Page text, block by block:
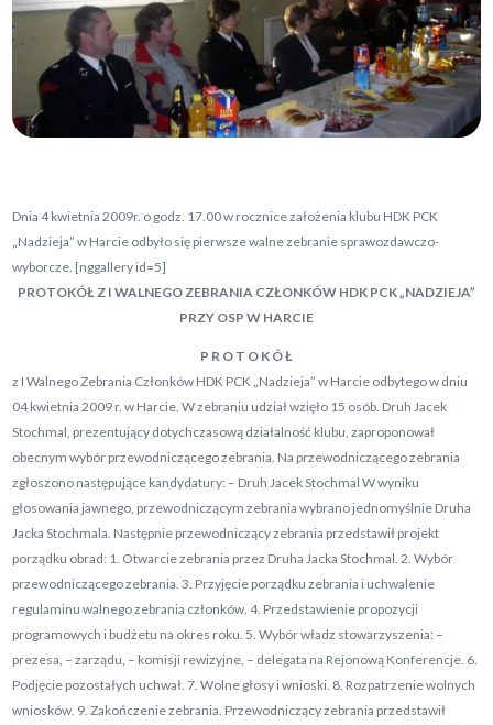
Dnia 4 kwietnia 2009r. o godz. 17.00 w rocznice założenia klubu HDK PCK
„Nadzieja” w Harcie odbyło się pierwsze walne zebranie sprawozdawczo-
wyborcze. [nggallery id=5]
PROTOKÓŁ Z I WALNEGO ZEBRANIA CZŁONKÓW HDK PCK „NADZIEJA”
PRZY OSP W HARCIE
P R O T O K Ó Ł
z I Walnego Zebrania Członków HDK PCK „Nadzieja” w Harcie odbytego w dniu
04 kwietnia 2009 r. w Harcie. W zebraniu udział wzięło 15 osób. Druh Jacek
Stochmal, prezentujący dotychczasową działalność klubu, zaproponował
obecnym wybór przewodniczącego zebrania. Na przewodniczącego zebrania
zgłoszono następujące kandydatury: – Druh Jacek Stochmal W wyniku
głosowania jawnego, przewodniczącym zebrania wybrano jednomyślnie Druha
Jacka Stochmala. Następnie przewodniczący zebrania przedstawił projekt
porządku obrad: 1. Otwarcie zebrania przez Druha Jacka Stochmal. 2. Wybór
przewodniczącego zebrania. 3. Przyjęcie porządku zebrania i uchwalenie
regulaminu walnego zebrania członków. 4. Przedstawienie propozycji
programowych i budżetu na okres roku. 5. Wybór władz stowarzyszenia: –
prezesa, – zarządu, – komisji rewizyjne, – delegata na Rejonową Konferencje. 6.
Podjęcie pozostałych uchwał. 7. Wolne głosy i wnioski. 8. Rozpatrzenie wolnych
wniosków. 9. Zakończenie zebrania. Przewodniczący zebrania przedstawił